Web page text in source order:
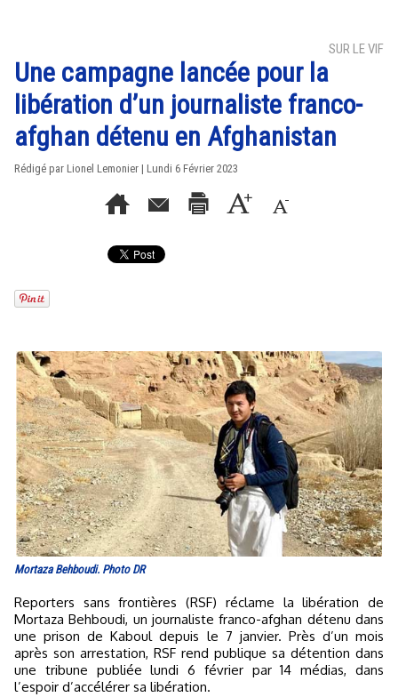
SUR LE VIF
Une campagne lancée pour la
libération d’un journaliste franco-
afghan détenu en Afghanistan
Rédigé par Lionel Lemonier | Lundi 6 Février 2023
Mortaza Behboudi. Photo DR
Reporters sans frontières (RSF) réclame la libération de
Mortaza Behboudi, un journaliste franco-afghan détenu dans
une prison de Kaboul depuis le 7 janvier. Près d’un mois
après son arrestation, RSF rend publique sa détention dans
une tribune publiée lundi 6 février par 14 médias, dans
l’espoir d’accélérer sa libération.